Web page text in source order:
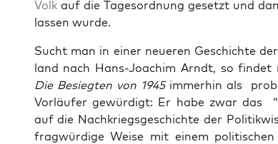
Volkauf die Tage­sor­d­nung geset­zt und
lassen wurde.
Sucht man in ein­er neueren Geschichte
land nach Hans-Joachim Arndt, so
Die Besiegten von 1945immer­hin als
Vor­läufer gewürdigt: Er habe zwar das
auf die Nachkriegs­geschichte der
frag­würdi­ge Weise mit einem